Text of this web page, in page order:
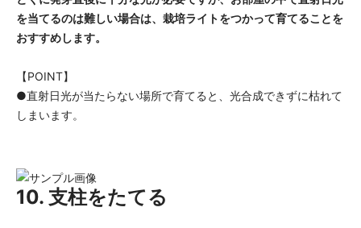
を当てるのは難しい場合は、栽培ライトをつかって育てることを
おすすめします。
【POINT】
●直射日光が当たらない場所で育てると、光合成できずに枯れて
しまいます。
10. 支柱をたてる